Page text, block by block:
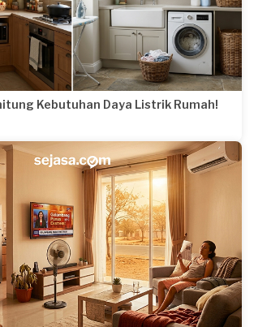
Kebutuhan Daya Listrik Rumah!